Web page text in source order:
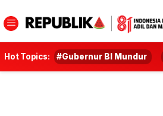
Hot Topics: #Gubernur BI Mundur